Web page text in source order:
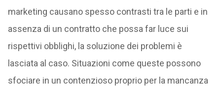
marketing causano spesso contrasti tra le parti e in
assenza di un contratto che possa far luce sui
rispettivi obblighi, la soluzione dei problemi è
lasciata al caso. Situazioni come queste possono
sfociare in un contenzioso proprio per la mancanza